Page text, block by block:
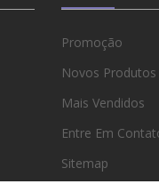
Promoção
Novos Produtos
Mais Vendidos
Entre Em
Sitemap